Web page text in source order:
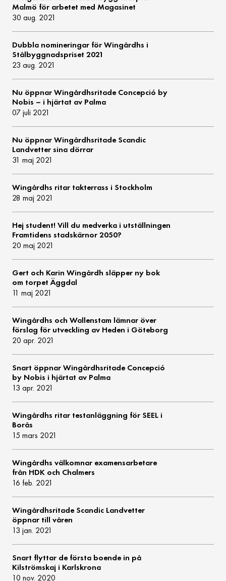
Malmö för arbetet med Magasinet
30 aug. 2021
Dubbla nomineringar för Wingårdhs i
Stålbyggnadspriset 2021
23 aug. 2021
Nu öppnar Wingårdhsritade Concepció by
Nobis – i hjärtat av Palma
07 juli 2021
Nu öppnar Wingårdhsritade Scandic
Landvetter sina dörrar
31 maj 2021
Wingårdhs ritar takterrass i Stockholm
28 maj 2021
Hej student! Vill du medverka i utställningen
Framtidens stadskärnor 2050?
20 maj 2021
Gert och Karin Wingårdh släpper ny bok
om torpet Äggdal
11 maj 2021
Wingårdhs och Wallenstam lämnar över
förslag för utveckling av Heden i Göteborg
20 apr. 2021
Snart öppnar Wingårdhsritade Concepció
by Nobis i hjärtat av Palma
13 apr. 2021
Wingårdhs ritar testanläggning för SEEL i
Borås
15 mars 2021
Wingårdhs välkomnar examensarbetare
från HDK och Chalmers
16 feb. 2021
Wingårdhsritade Scandic Landvetter
öppnar till våren
13 jan. 2021
Snart flyttar de första boende in på
Kilströmskaj i Karlskrona
10 nov. 2020